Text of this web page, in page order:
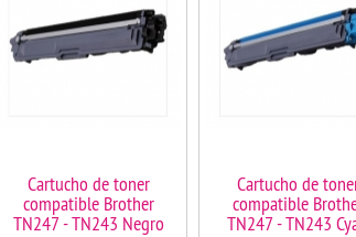
Cartucho de toner
compatible Brother
TN247 - TN243 Negro
Cartucho de
compatible
TN247 - TN243